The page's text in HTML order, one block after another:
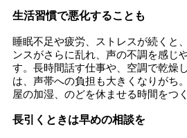
生活習慣で悪化することも
睡眠不足や疲労、ストレスが続くと
ンスがさらに乱れ、声の不調を感じ
す。長時間話す仕事や、空調で乾燥
は、声帯への負担も大きくなりがち
屋の加湿、のどを休ませる時間をつ
長引くときは早めの相談を